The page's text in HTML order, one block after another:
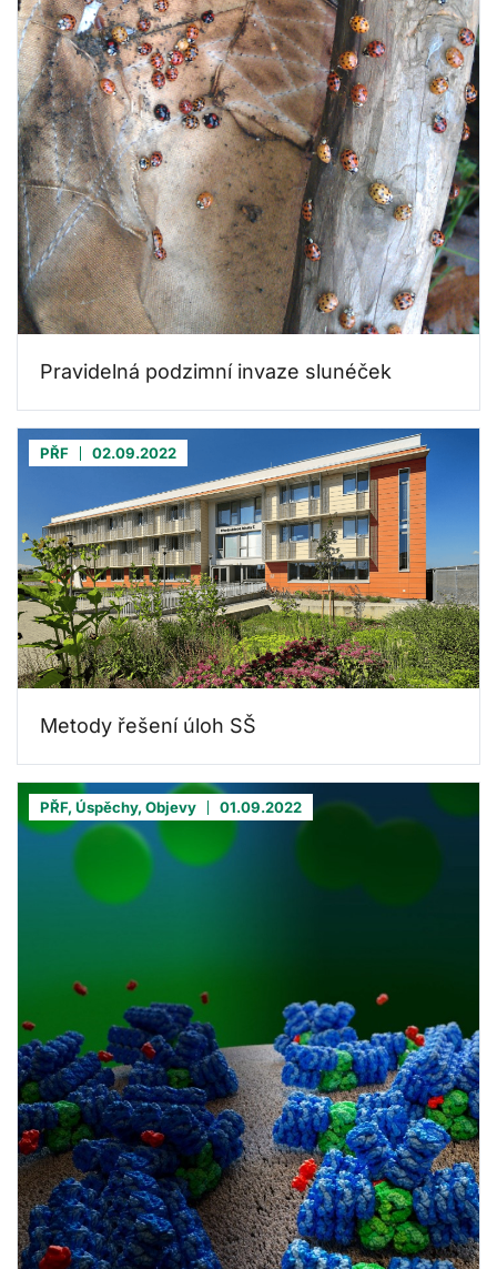
Pravidelná podzimní invaze slunéček
PŘF 02.09.2022
Metody řešení úloh SŠ
PŘF, Úspěchy, Objevy 01.09.2022